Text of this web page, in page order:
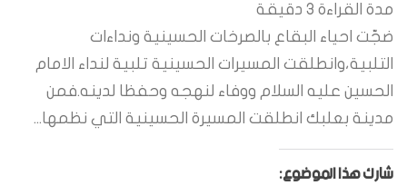
مدة القراءة 3 دقيقة
ضجّت احياء البقاع بالصرخات الحسينية ونداءات
التلبية،وانطلقت المسيرات الحسينية تلبية لنداء الامام
الحسين عليه السلام ووفاء لنهجه وحفظا لدينه.فمن
مدينة بعلبك انطلقت المسيرة الحسينية التي نظمها...
شارك هذا الموضوع: